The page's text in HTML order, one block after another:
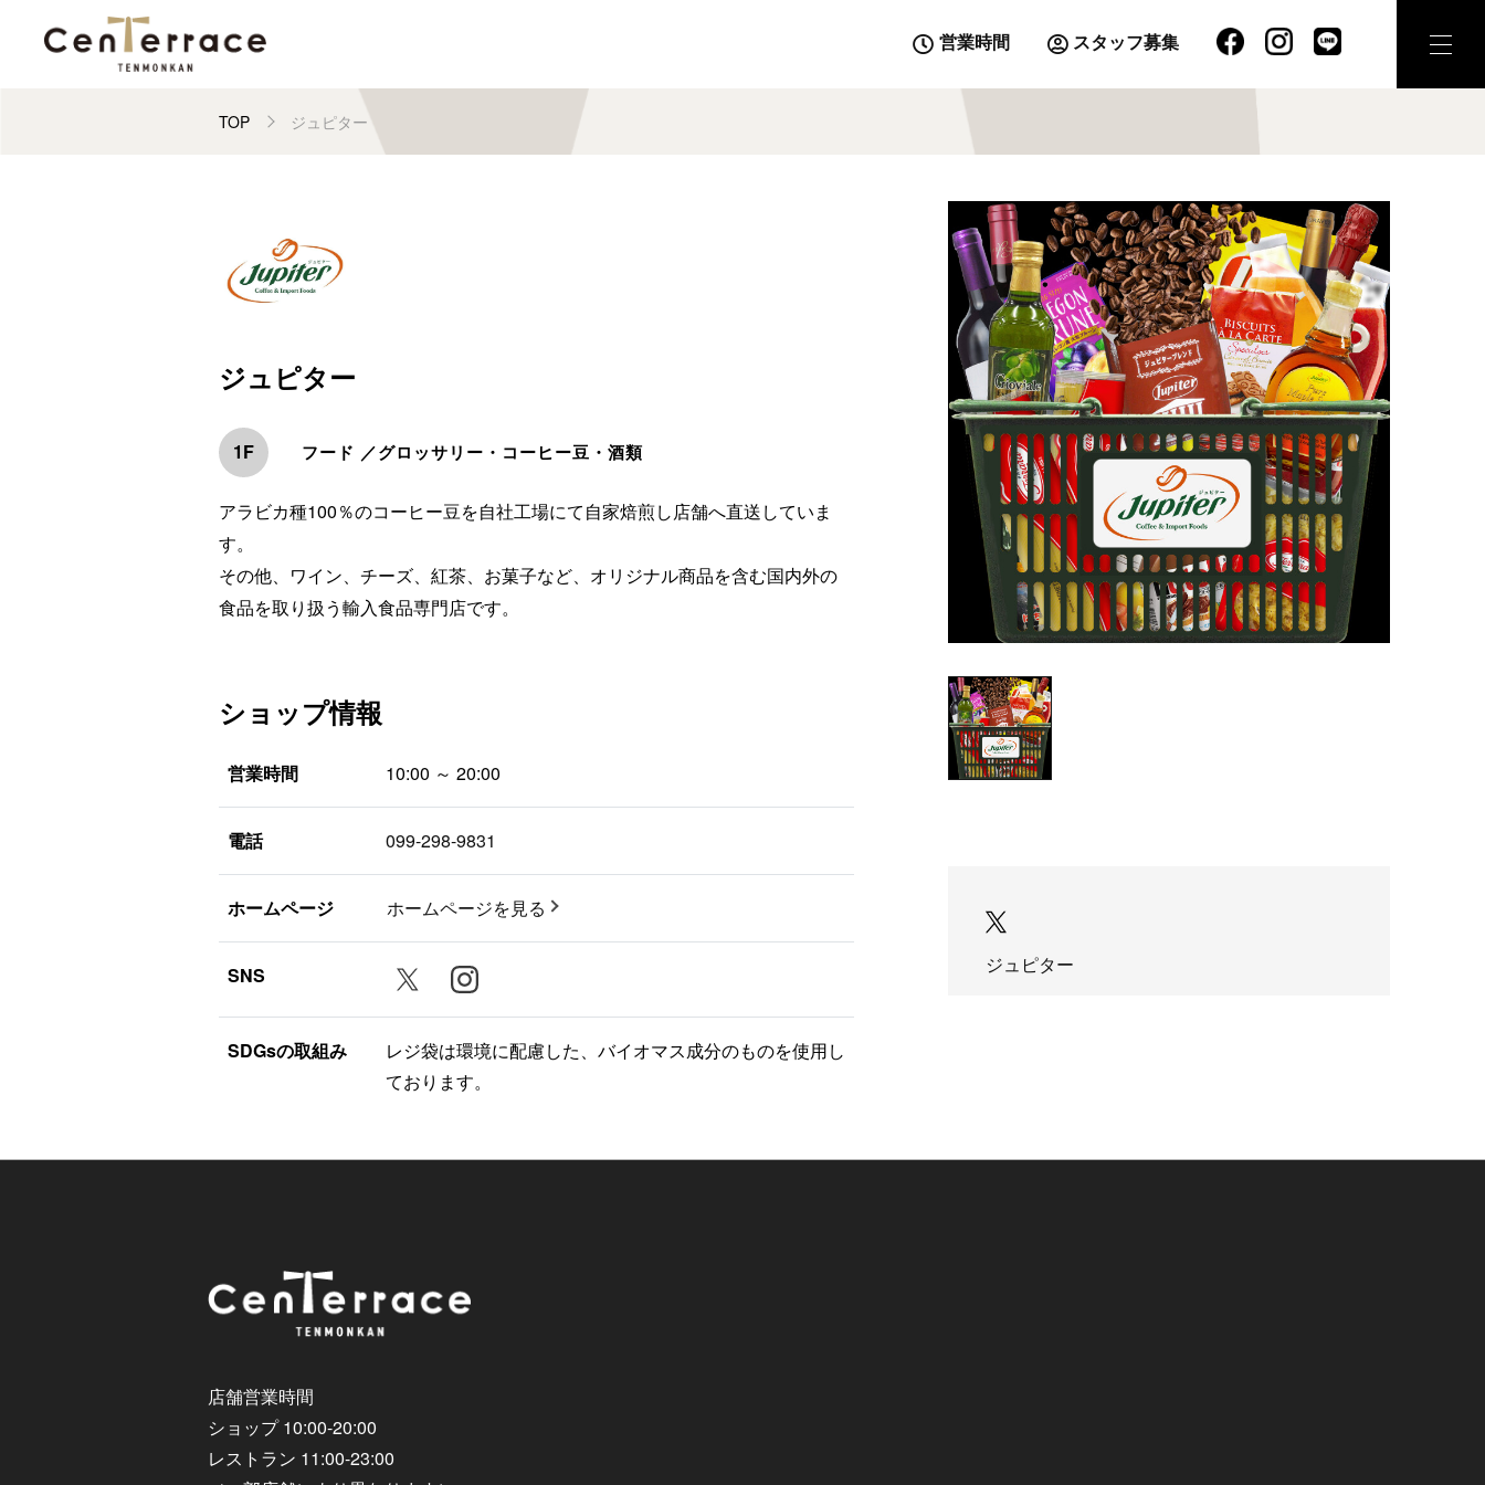
営業時間 スタッフ募集
TOP ジュピター
ジュピター
1F フード ／グロッサリー・コーヒー豆・酒類
アラビカ種100％のコーヒー豆を自社工場にて自家焙煎し店舗へ直送していま
す。
その他、ワイン、チーズ、紅茶、お菓子など、オリジナル商品を含む国内外の
食品を取り扱う輸入食品専門店です。
ショップ情報
営業時間 10:00 ～ 20:00
電話 099-298-9831
ホームページ ホームページを見る
SNS
SDGsの取組み
レジ袋は環境に配慮した、バイオマス成分のものを使用し
ております。
ジュピター
店舗営業時間
ショップ 10:00-20:00
レストラン 11:00-23:00